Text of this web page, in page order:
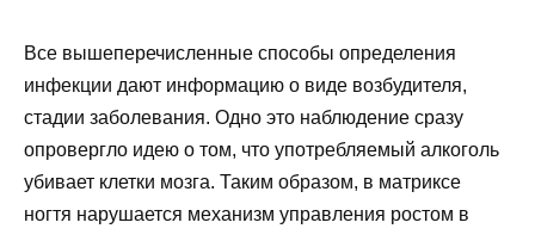
Все вышеперечисленные способы определения
инфекции дают информацию о виде возбудителя,
стадии заболевания. Одно это наблюдение сразу
опровергло идею о том, что употребляемый алкоголь
убивает клетки мозга. Таким образом, в матриксе
ногтя нарушается механизм управления ростом в